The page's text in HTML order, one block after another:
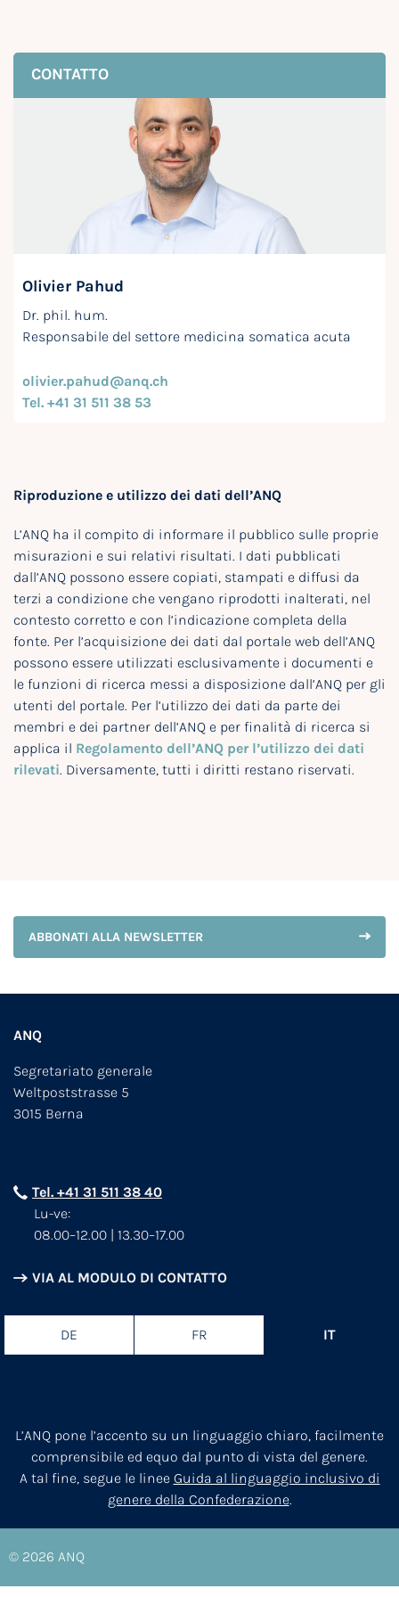
CONTATTO
Olivier Pahud
Dr. phil. hum.
Responsabile del settore medicina somatica acuta
olivier.pahud@anq.ch
Tel. +41 31 511 38 53
Riproduzione e utilizzo dei dati dell’ANQ
L’ANQ ha il compito di informare il pubblico sulle proprie
misurazioni e sui relativi risultati. I dati pubblicati
dall’ANQ possono essere copiati, stampati e diffusi da
terzi a condizione che vengano riprodotti inalterati, nel
contesto corretto e con l’indicazione completa della
fonte. Per l’acquisizione dei dati dal portale web dell’ANQ
possono essere utilizzati esclusivamente i documenti e
le funzioni di ricerca messi a disposizione dall’ANQ per gli
utenti del portale. Per l’utilizzo dei dati da parte dei
membri e dei partner dell’ANQ e per finalità di ricerca si
applica il Regolamento dell’ANQ per l’utilizzo dei dati
rilevati. Diversamente, tutti i diritti restano riservati.
ABBONATI ALLA NEWSLETTER
ANQ
Segretariato generale
Weltpoststrasse 5
3015 Berna
Tel. +41 31 511 38 40
Lu-ve:
08.00–12.00 | 13.30–17.00
VIA AL MODULO DI CONTATTO
DE FR IT
L’ANQ pone l’accento su un linguaggio chiaro, facilmente
comprensibile ed equo dal punto di vista del genere.
A tal fine, segue le linee Guida al linguaggio inclusivo di
genere della Confederazione.
© 2026 ANQ